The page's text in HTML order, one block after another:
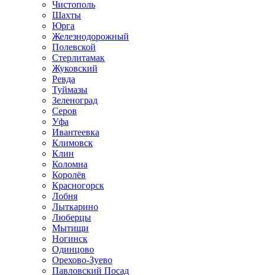
Чистополь
Шахты
Юрга
Железнодорожный
Полевской
Стерлитамак
Жуковский
Ревда
Туймазы
Зеленоград
Серов
Уфа
Ивантеевка
Климовск
Клин
Коломна
Королёв
Красногорск
Лобня
Лыткарино
Люберцы
Мытищи
Ногинск
Одинцово
Орехово-Зуево
Павловский Посад